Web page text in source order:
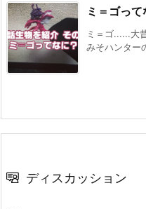
ミ＝ゴっ
ミ＝ゴ......大
みそハンター
ディスカッション